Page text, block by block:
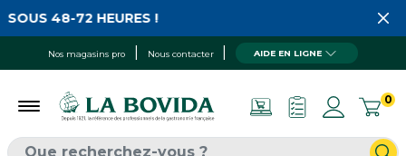
Nos magasins pro Nous contacter AIDE EN LIGNE
0
48-72 HEURES !